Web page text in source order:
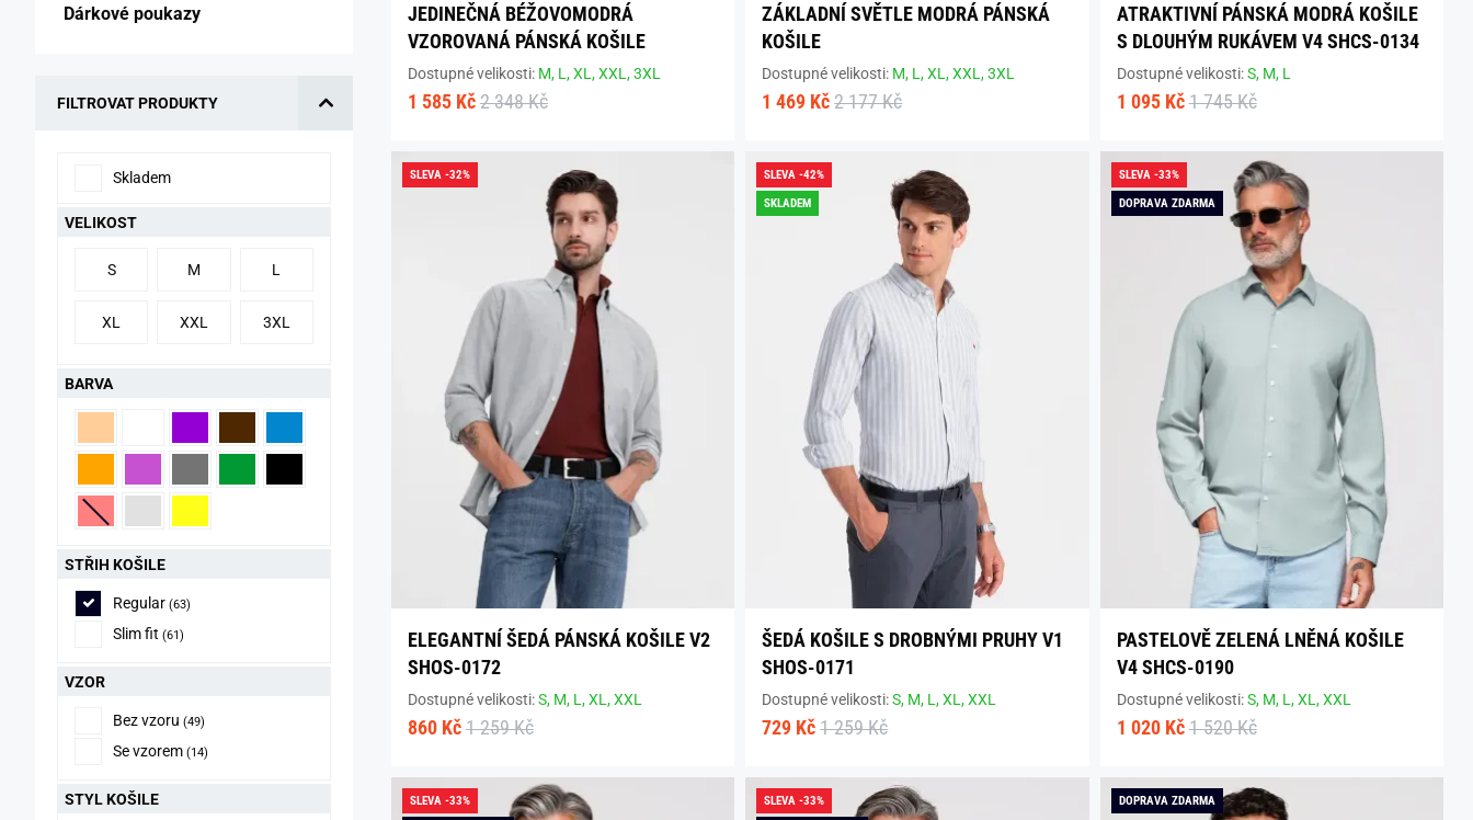
Dárkové poukazy
FILTROVAT PRODUKTY
Skladem
VELIKOST
S M L
XL XXL 3XL
BARVA
STŘIH KOŠILE
Regular (63)
Slim fit (61)
VZOR
Bez vzoru (49)
Se vzorem (14)
STYL KOŠILE
JEDINEČNÁ BÉŽOVOMODRÁ
VZOROVANÁ PÁNSKÁ KOŠILE
Dostupné velikosti: M, L,XL,XXL,3XL
1 585 Kč 2 348 Kč
ZÁKLADNÍ SVĚTLE MODRÁ PÁNSKÁ
KOŠILE
Dostupné velikosti: M, L,XL,XXL,3XL
1 469 Kč 2 177 Kč
ATRAKTIVNÍ PÁNSKÁ MODRÁ KOŠILE
S DLOUHÝM RUKÁVEM V4 SHCS-0134
Dostupné velikosti:S, M, L
1 095 Kč 1 745 Kč
SLEVA -32%
ELEGANTNÍ ŠEDÁ PÁNSKÁ KOŠILE V2
SHOS-0172
Dostupné velikosti:S, M, L,XL,XXL
860 Kč 1 259 Kč
SLEVA -42%
SKLADEM
ŠEDÁ KOŠILE S DROBNÝMI PRUHY V1
SHOS-0171
Dostupné velikosti:S, M, L,XL,XXL
729 Kč 1 259 Kč
SLEVA -33%
DOPRAVA ZDARMA
PASTELOVĚ ZELENÁ LNĚNÁ KOŠILE
V4 SHCS-0190
Dostupné velikosti:S, M, L,XL,XXL
1 020 Kč 1 520 Kč
SLEVA -33%
SLEVA -33%
DOPRAVA ZDARMA